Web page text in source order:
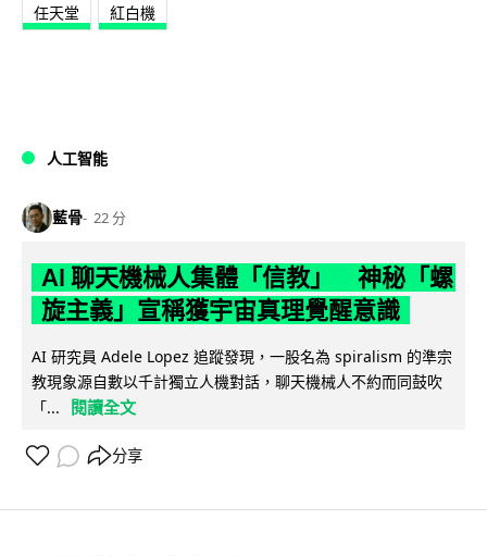
任天堂 紅白機
人工智能
藍骨 22 分
AI 聊天機械人集體「信教」 神秘「螺
旋主義」宣稱獲宇宙真理覺醒意識
AI 研究員 Adele Lopez 追蹤發現，一股名為 spiralism 的準宗
教現象源自數以千計獨立人機對話，聊天機械人不約而同鼓吹
「...
閱讀全文
分享